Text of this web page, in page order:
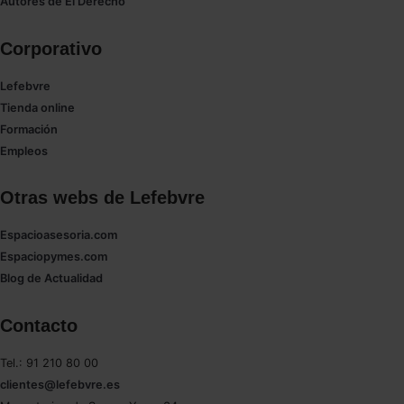
Corporativo
Lefebvre
Tienda online
Formación
Empleos
Otras webs de Lefebvre
Espacioasesoria.com
Espaciopymes.com
Blog de Actualidad
Contacto
Tel.: 91 210 80 00
clientes@lefebvre.es